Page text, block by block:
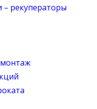
– рекуператоры